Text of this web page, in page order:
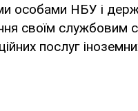
особами НБУ і
своїм службовим
послуг